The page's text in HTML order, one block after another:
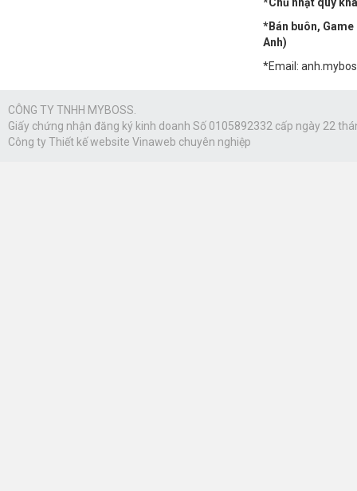
*Bán buôn, Game
Anh)
*Email:
CÔNG TY TNHH MYBOSS.
Giấy chứng nhận đăng ký kinh doanh Số 0105892332 cấp ngày 22
Công tyThiết kế website Vinaweb chuyên nghiệp